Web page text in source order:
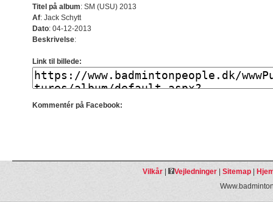
Titel på album: SM (USU) 2013
Af: Jack Schytt
Dato: 04-12-2013
Beskrivelse:
Link til billede:
Kommentér på Facebook:
Vilkår| Vejledninger| Sitemap|